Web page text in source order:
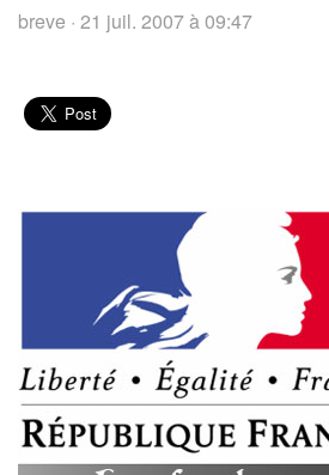
breve · 21 juil. 2007 à 09:47